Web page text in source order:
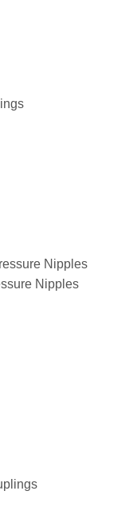
Nipples
Nipples